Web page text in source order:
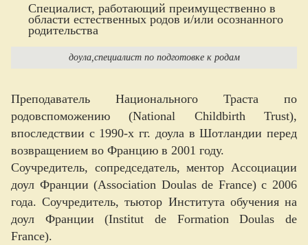
Специалист, работающий преимущественно в
области естественных родов и/или осознанного
родительства
доула специалист по подготовке к родам
Преподаватель Национального Траста по
родовспоможению (National Childbirth Trust),
впоследствии с 1990-х гг. доула в Шотландии перед
возвращением во Францию в 2001 году.
Соучредитель, сопредседатель, ментор Ассоциации
доул Франции (Association Doulas de France) с 2006
года. Соучредитель, тьютор Института обучения на
доул Франции (Institut de Formation Doulas de
France).